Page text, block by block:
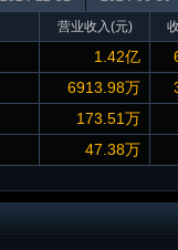
营业收入(元)
1.42亿
6913.98万
173.51万
47.38万